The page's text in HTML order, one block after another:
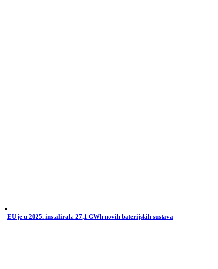
EU je u 2025. instalirala 27,1 GWh novih baterijskih sustava